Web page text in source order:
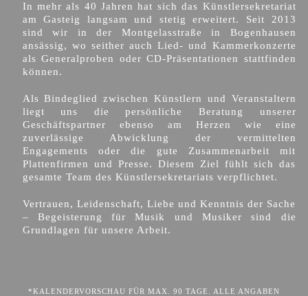
In mehr als 40 Jahren hat sich das Künstlersekretariat
am Gasteig langsam und stetig erweitert. Seit 2013
sind wir in der Montgelasstraße in Bogenhausen
ansässig, wo seither auch Lied- und Kammerkonzerte
als Generalproben oder CD-Präsentationen stattfinden
können.
Als Bindeglied zwischen Künstlern und Veranstaltern
liegt uns die persönliche Beratung unserer
Geschäftspartner ebenso am Herzen wie eine
zuverlässige Abwicklung der vermittelten
Engagements oder die gute Zusammenarbeit mit
Plattenfirmen und Presse. Diesem Ziel fühlt sich das
gesamte Team des Künstlersekretariats verpflichtet.
Vertrauen, Leidenschaft, Liebe und Kenntnis der Sache
– Begeisterung für Musik und Musiker sind die
Grundlagen für unsere Arbeit.
*KALENDERVORSCHAU FÜR MAX. 90 TAGE. ALLE ANGABEN